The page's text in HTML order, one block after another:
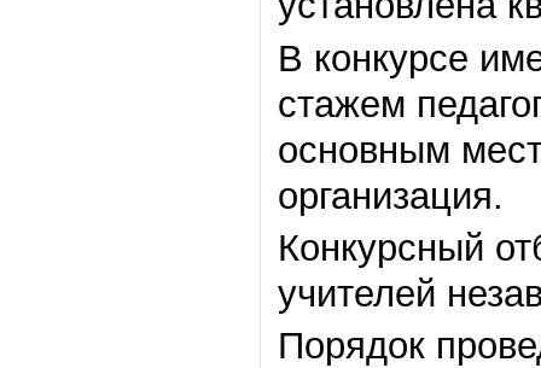
В конкурсе
стажем
основным
организация.
Конкурсный
учителей
Порядок